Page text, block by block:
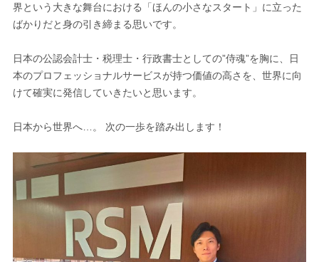
界という大きな舞台における「ほんの小さなスタート」に立った
ばかりだと身の引き締まる思いです。
日本の公認会計士・税理士・行政書士としての”侍魂”を胸に、日
本のプロフェッショナルサービスが持つ価値の高さを、世界に向
けて確実に発信していきたいと思います。
日本から世界へ…。 次の一歩を踏み出します！